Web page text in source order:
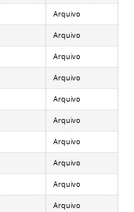
Arquivo
Arquivo
Arquivo
Arquivo
Arquivo
Arquivo
Arquivo
Arquivo
Arquivo
Arquivo